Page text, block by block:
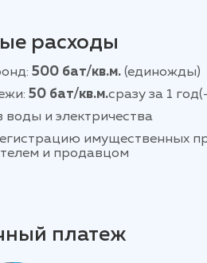
расходы
500 бат/кв.м. (единожды)
50 бат/кв.м.сразу за 1
воды и электричества
имущественных
и продавцом
платеж